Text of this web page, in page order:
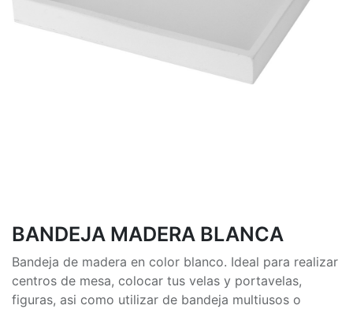
BANDEJA MADERA BLANCA
Bandeja de madera en color blanco. Ideal para realizar
centros de mesa, colocar tus velas y portavelas,
figuras, asi como utilizar de bandeja multiusos o